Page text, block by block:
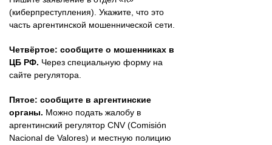
(киберпреступления). Укажите, что это
часть аргентинской мошеннической сети.
Четвёртое: сообщите о мошенниках в
ЦБ РФ. Через специальную форму на
сайте регулятора.
Пятое: сообщите в аргентинские
органы. Можно подать жалобу в
аргентинский регулятор CNV (Comisión
Nacional de Valores) и местную полицию